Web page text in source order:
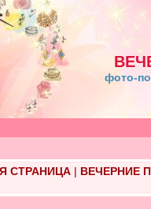
фото-
СТРАНИЦА| ВЕЧЕРНИЕ